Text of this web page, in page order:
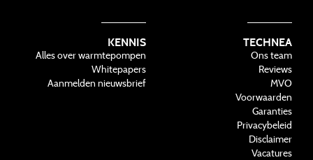
KENNIS
Alles over warmtepompen
Whitepapers
Aanmelden nieuwsbrief
TECHNEA
Ons team
Reviews
MVO
Voorwaarden
Garanties
Privacybeleid
Disclaimer
Vacatures